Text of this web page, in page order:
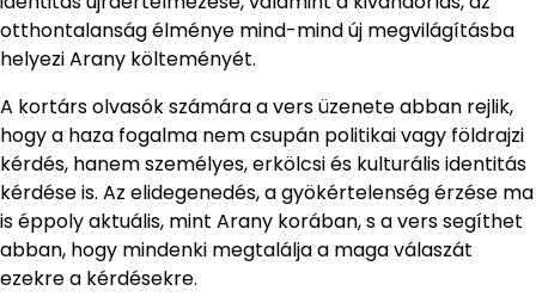
otthontalanság élménye mind-mind új megvilágításba
helyezi Arany költeményét.
A kortárs olvasók számára a vers üzenete abban rejlik,
hogy a haza fogalma nem csupán politikai vagy földrajzi
kérdés, hanem személyes, erkölcsi és kulturális identitás
kérdése is. Az elidegenedés, a gyökértelenség érzése ma
is éppoly aktuális, mint Arany korában, s a vers segíthet
abban, hogy mindenki megtalálja a maga válaszát
ezekre a kérdésekre.